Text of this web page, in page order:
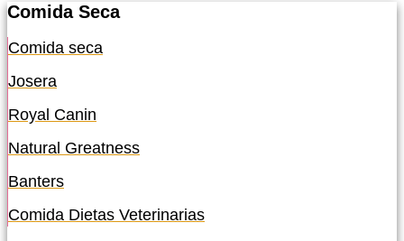
Comida Seca
Comida seca
Josera
Royal Canin
Natural Greatness
Banters
Comida Dietas Veterinarias